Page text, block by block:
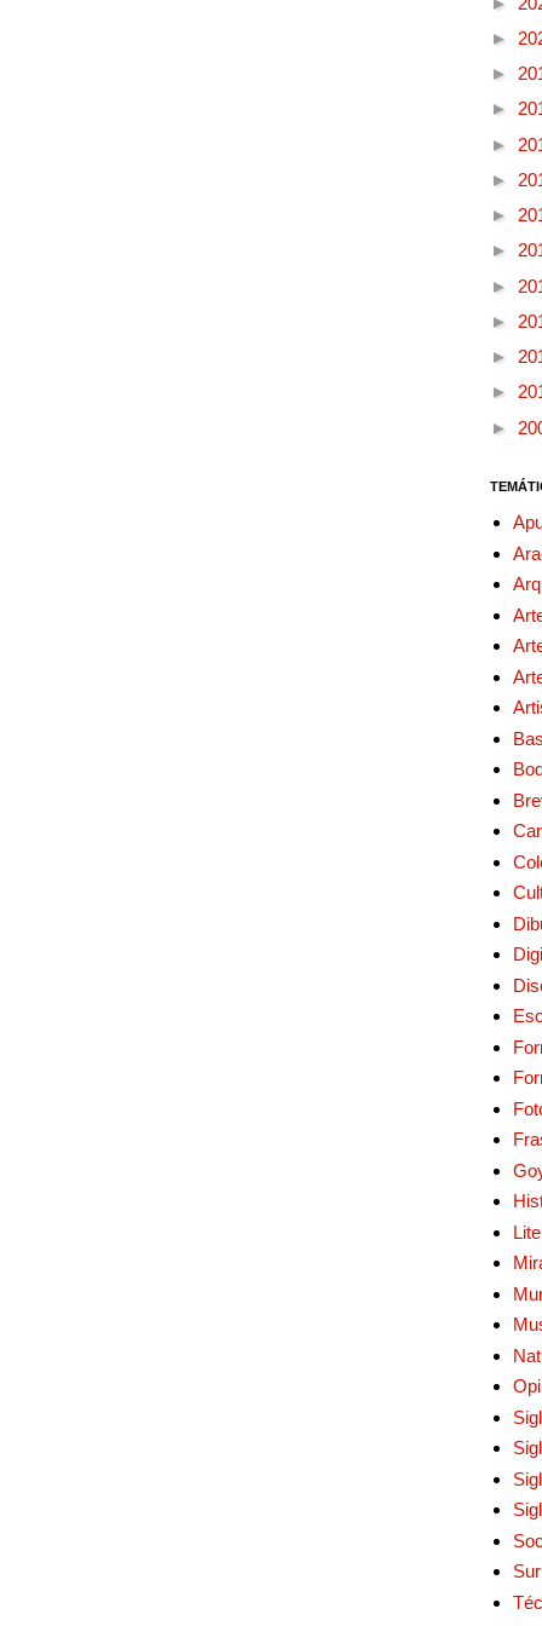
►
►
►
►
►
►
►
►
►
►
►
►